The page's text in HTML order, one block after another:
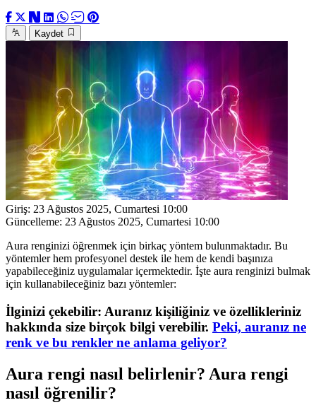
Kaydet
Giriş: 23 Ağustos 2025, Cumartesi 10:00
Güncelleme: 23 Ağustos 2025, Cumartesi 10:00
Aura renginizi öğrenmek için birkaç yöntem bulunmaktadır. Bu
yöntemler hem profesyonel destek ile hem de kendi başınıza
yapabileceğiniz uygulamalar içermektedir. İşte aura renginizi bulmak
için kullanabileceğiniz bazı yöntemler:
İlginizi çekebilir: Auranız kişiliğiniz ve özellikleriniz
hakkında size birçok bilgi verebilir. Peki, auranız ne
renk ve bu renkler ne anlama geliyor?
Aura rengi nasıl belirlenir? Aura rengi
nasıl öğrenilir?